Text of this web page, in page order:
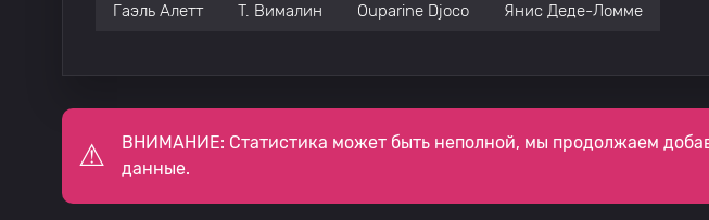
Гаэль Алетт T. Вималин Ouparine Djoco Янис Деде-Ломме
ВНИМАНИЕ: Статистика может быть неполной, мы продолжаем
данные.